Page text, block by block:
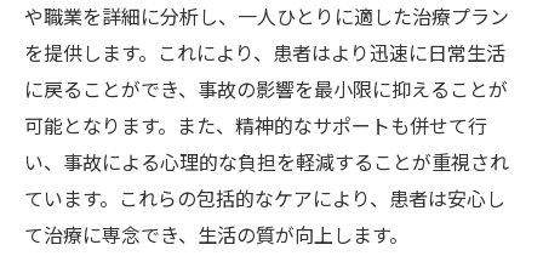
や職業を詳細に分析し、一人ひとりに適した治療プラン
を提供します。これにより、患者はより迅速に日常生活
に戻ることができ、事故の影響を最小限に抑えることが
可能となります。また、精神的なサポートも併せて行
い、事故による心理的な負担を軽減することが重視され
ています。これらの包括的なケアにより、患者は安心し
て治療に専念でき、生活の質が向上します。